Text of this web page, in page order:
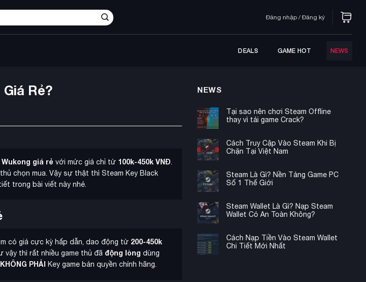
Đăng nhập / Đăng ký
DEALS GAME HOT NEWS
Rẻ?
giá rẻ với mức giá chỉ từ 100k-450k VNĐ.
chọn mua. Vậy sự thật thì Steam Key Black
trong bài viết này nhé.
có giá cực kỳ hấp dẫn, dao động từ 200-450k
vậy thì rất nhiều game thủ đã động lòng dùng
KHÔNG PHẢI Key game bản quyền chính hãng.
NEWS
Tại sao nên chơi Steam Offline
thay vì tải game Crack?
Cách Truy Cập Vào Steam Khi Bị
Chặn Tại Việt Nam
Steam Là Gì? Nền Tảng Game PC
Số 1 Thế Giới
Steam Wallet Là Gì? Nạp Steam
Wallet Có An Toàn Không?
Cách Nạp Tiền Vào Steam Wallet
Chi Tiết Mới Nhất